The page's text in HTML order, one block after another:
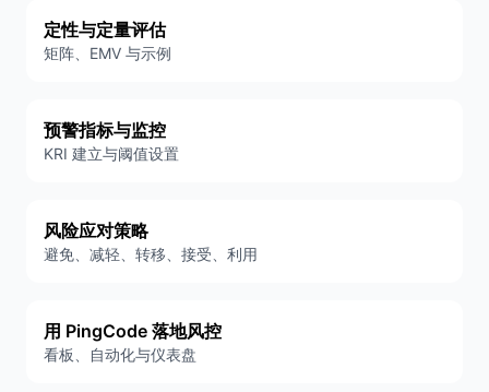
定性与定量评估
矩阵、EMV 与示例
预警指标与监控
KRI 建立与阈值设置
风险应对策略
避免、减轻、转移、接受、利用
用 PingCode 落地风控
看板、自动化与仪表盘